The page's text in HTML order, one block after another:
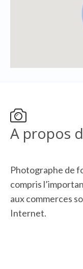
A propos
Photographe de
compris
aux commerces
Internet.